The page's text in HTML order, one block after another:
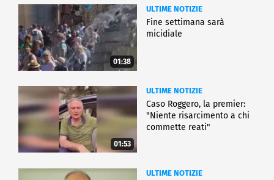
01:38
ULTIME NOTIZIE
Fine settimana sarà
micidiale
01:53
ULTIME NOTIZIE
Caso Roggero, la premier:
"Niente risarcimento a chi
commette reati"
ULTIME NOTIZIE